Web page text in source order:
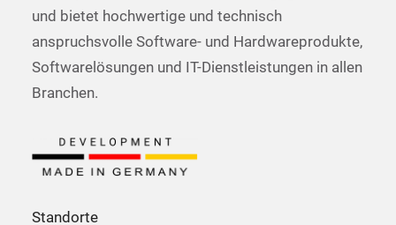
und bietet hochwertige und technisch
anspruchsvolle Software- und Hardwareprodukte,
Softwarelösungen und IT-Dienstleistungen in allen
Branchen.
Standorte